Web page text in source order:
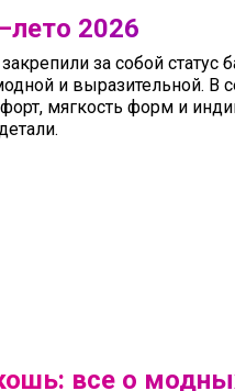
2026
за собой статус
и выразительной. В
мягкость форм и
все о